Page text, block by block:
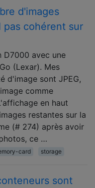
d'images
cohérent sur
D7000 avec une
(Lexar). Mes
d'image sont JPEG,
comme
en haut
restantes sur la
(# 274) après avoir
ce …
card storage
sont